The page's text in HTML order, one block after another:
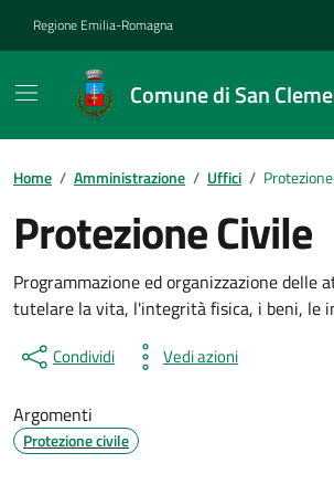
Regione Emilia-Romagna
Comune di San
Contenuti in evidenza
Home / Amministrazione / Uffici /
Protezione Civile
Programmazione ed organizzazione delle
tutelare la vita, l'integrità fisica, i beni, le
Condividi Vedi azioni
Argomenti
Protezione civile